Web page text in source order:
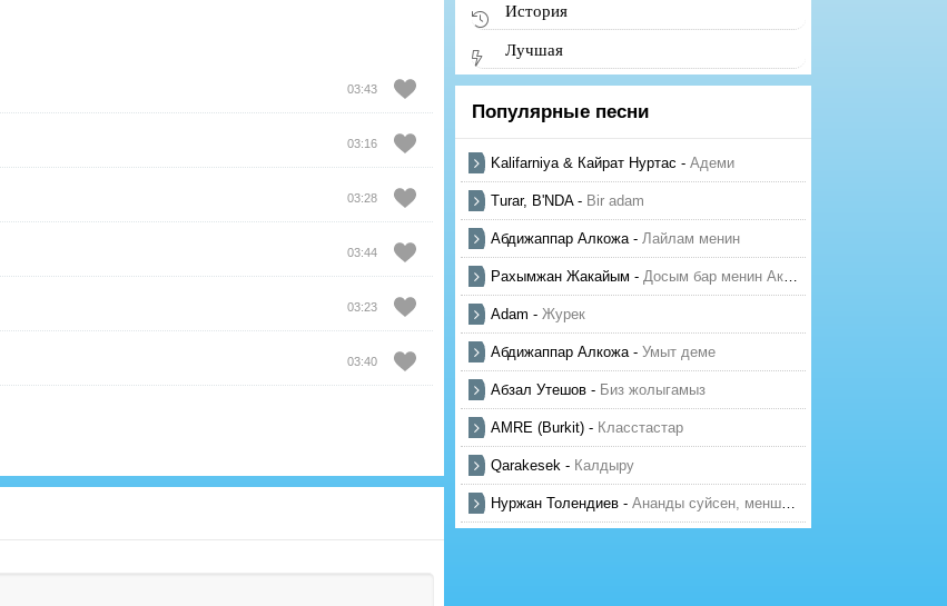
03:43
03:16
03:28
03:44
03:23
03:40
История
Лучшая
Популярные песни
Kalifarniya & Кайрат Нуртас - Адеми
Turar, B'NDA- Bir adam
Абдижаппар Алкожа- Лайлам менин
Рахымжан Жакайым - Досым бар менин Актауда
Adam - Журек
Абдижаппар Алкожа- Умыт деме
Абзал Утешов - Биз жолыгамыз
AMRE (Burkit) - Класстастар
Qarakesek - Калдыру
Нуржан Толендиев - Ананды суйсен, менше суй